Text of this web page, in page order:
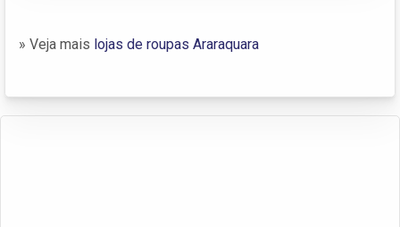
» Veja mais lojas de roupas Araraquara